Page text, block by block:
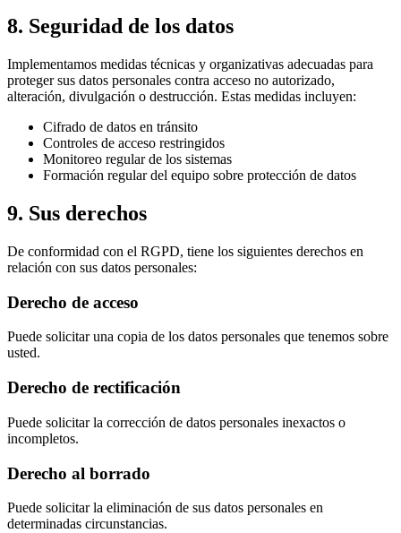
8. Seguridad de los datos
Implementamos medidas técnicas y organizativas adecuadas para
proteger sus datos personales contra acceso no autorizado,
alteración, divulgación o destrucción. Estas medidas incluyen:
Cifrado de datos en tránsito
Controles de acceso restringidos
Monitoreo regular de los sistemas
Formación regular del equipo sobre protección de datos
9. Sus derechos
De conformidad con el RGPD, tiene los siguientes derechos en
relación con sus datos personales:
Derecho de acceso
Puede solicitar una copia de los datos personales que tenemos sobre
usted.
Derecho de rectificación
Puede solicitar la corrección de datos personales inexactos o
incompletos.
Derecho al borrado
Puede solicitar la eliminación de sus datos personales en
determinadas circunstancias.